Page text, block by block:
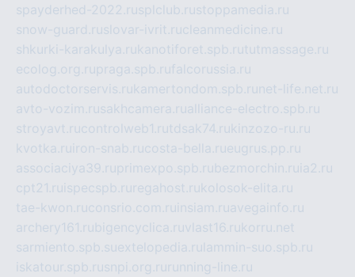
spayderhed-2022.rusplclub.rustoppamedia.ru
snow-guard.ruslovar-ivrit.rucleanmedicine.ru
shkurki-karakulya.rukanotiforet.spb.rututmassage.ru
ecolog.org.rupraga.spb.rufalcorussia.ru
autodoctorservis.rukamertondom.spb.ru net-life.net.ru
avto-vozim.rusakhcamera.rualliance-electro.spb.ru
stroyavt.rucontrolweb1.rutdsak74.rukinzozo-ru.ru
kvotka.ru iron-snab.rucosta-bella.rueugrus.pp.ru
associaciya39.ruprimexpo.spb.rubezmorchin.ru ia2.ru
cpt21.ru ispecspb.ru regahost.rukolosok-elita.ru
tae-kwon.ruconsrio.com.ru insiam.ruavegainfo.ru
archery161.rubigencyclica.ruvlast16.rukorru.net
sarmiento.spb.suextelopedia.ru lammin-suo.spb.ru
iskatour.spb.rusnpi.org.ru running-line.ru